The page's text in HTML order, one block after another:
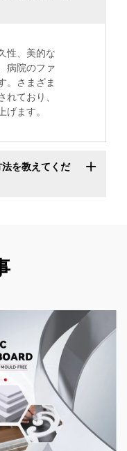
性、美的な
病院のファ
。さまざま
ており、
ます。
を教えてくだ